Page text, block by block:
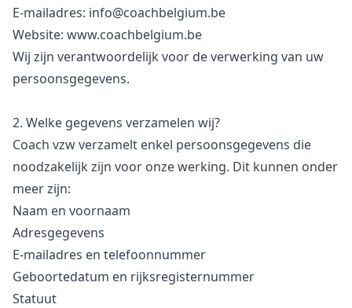
E-mailadres: info@coachbelgium.be
Website: www.coachbelgium.be
Wij zijn verantwoordelijk voor de verwerking van uw
persoonsgegevens.
2. Welke gegevens verzamelen wij?
Coach vzw verzamelt enkel persoonsgegevens die
noodzakelijk zijn voor onze werking. Dit kunnen onder
meer zijn:
Naam en voornaam
Adresgegevens
E-mailadres en telefoonnummer
Geboortedatum en rijksregisternummer
Statuut